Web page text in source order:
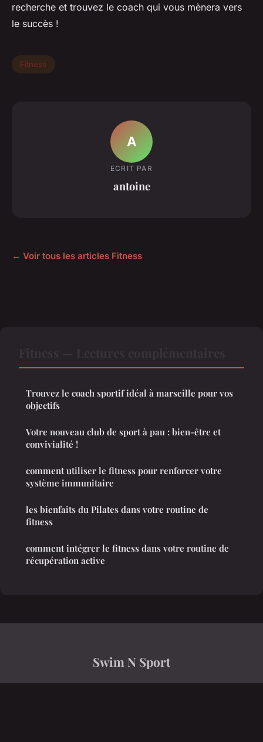
recherche et trouvez le coach qui vous mènera vers
le succès !
Fitness
A
ECRIT PAR
antoine
← Voir tous les articles Fitness
Trouvez le coach sportif idéal à marseille pour vos
objectifs
Votre nouveau club de sport à pau : bien-être et
convivialité !
comment utiliser le fitness pour renforcer votre
système immunitaire
les bienfaits du Pilates dans votre routine de
fitness
comment intégrer le fitness dans votre routine de
récupération active
Swim N Sport